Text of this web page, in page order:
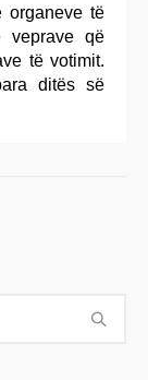
organeve të
veprave që
të votimit.
ditës së